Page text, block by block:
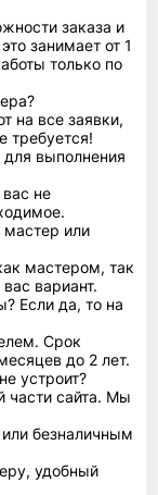
заказа и
занимает от 1
только по
на все заявки,
требуется!
выполнения
не
мастер или
мастером, так
вариант.
Если да, то на
Срок
до 2 лет.
устроит?
части сайта. Мы
безналичным
удобный